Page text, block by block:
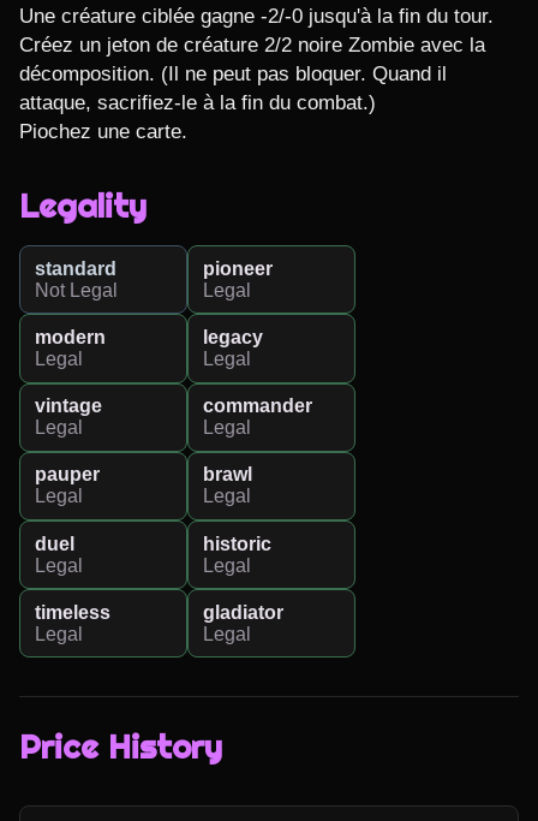
Une créature ciblée gagne -2/-0 jusqu'à la fin du tour.
Créez un jeton de créature 2/2 noire Zombie avec la
décomposition. (Il ne peut pas bloquer. Quand il
attaque, sacrifiez-le à la fin du combat.)
Piochez une carte.
Legality
standard
Not Legal
pioneer
Legal
modern
Legal
legacy
Legal
vintage
Legal
commander
Legal
pauper
Legal
brawl
Legal
duel
Legal
historic
Legal
timeless
Legal
gladiator
Legal
Price History